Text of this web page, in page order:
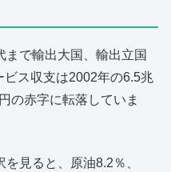
で輸出大国、輸出立国
ス収支は2002年の6.5兆
の赤字に転落していま
見ると、原油8.2％、